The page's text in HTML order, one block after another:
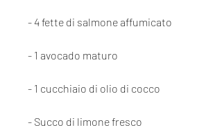
- 4 fette di salmone affumicato
- 1 avocado maturo
- 1 cucchiaio di olio di cocco
- Succo di limone fresco